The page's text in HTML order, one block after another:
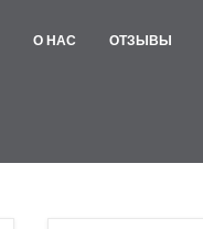
О НАС ОТЗЫВЫ